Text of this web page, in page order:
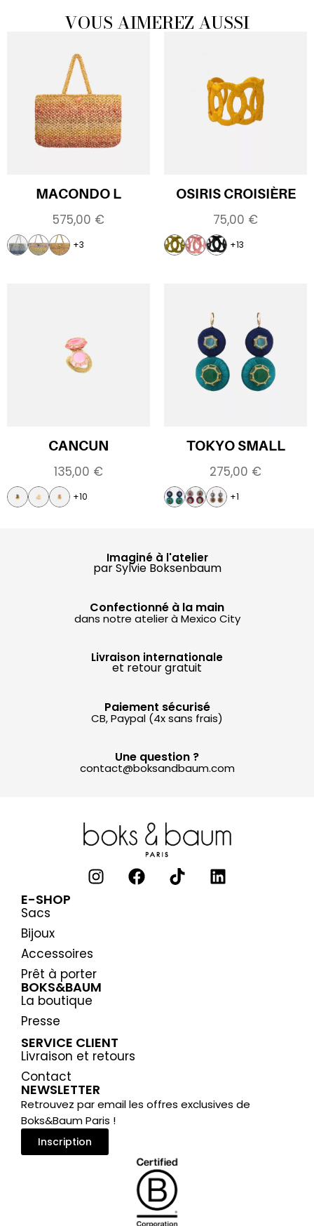
VOUS AIMEREZ AUSSI
MACONDO L
575,00 €
+3
OSIRIS CROISIÈRE
75,00 €
+13
CANCUN
135,00 €
+10
TOKYO SMALL
275,00 €
+1
Imaginé à l'atelier
par Sylvie Boksenbaum
Confectionné à la main
dans notre atelier à Mexico City
Une question ?
contact@boksandbaum.com
Livraison internationale
et retour gratuit
Paiement sécurisé
CB, Paypal (4x sans frais)
E-SHOP
Sacs
Bijoux
Accessoires
Prêt à porter
BOKS&BAUM
La boutique
Presse
SERVICE CLIENT
Livraison et retours
Contact
NEWSLETTER
Retrouvez par email les offres exclusives de
Boks&Baum Paris !
Inscription